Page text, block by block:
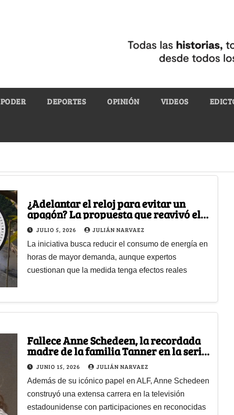
PODER DEPORTES OPINIÓN VIDEOS
¿Adelantar el reloj para evitar un
apagón? La propuesta que reavivó el
debate en Colombia
JULIO 5, 2026 JULIÁN NARVAEZ
La iniciativa busca reducir el consumo de energía en
horas de mayor demanda, aunque expertos
cuestionan que la medida tenga efectos reales
Fallece Anne Schedeen, la recordada
madre de la familia Tanner en la serie
ALFJUNIO 15, 2026 JULIÁN NARVAEZ
Además de su icónico papel en ALF, Anne Schedeen
construyó una extensa carrera en la televisión
estadounidense con participaciones en reconocidas